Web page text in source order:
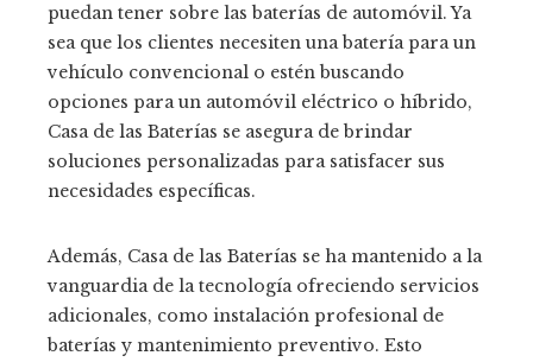
puedan tener sobre las baterías de automóvil. Ya
sea que los clientes necesiten una batería para un
vehículo convencional o estén buscando
opciones para un automóvil eléctrico o híbrido,
Casa de las Baterías se asegura de brindar
soluciones personalizadas para satisfacer sus
necesidades específicas.
Además, Casa de las Baterías se ha mantenido a la
vanguardia de la tecnología ofreciendo servicios
adicionales, como instalación profesional de
baterías y mantenimiento preventivo. Esto